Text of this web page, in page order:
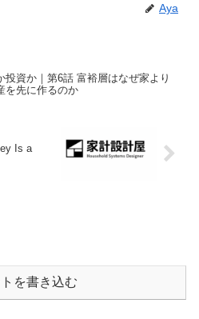
Aya
投資か｜第6話 富裕層はなぜ家より
を先に作るのか
Is a
を書き込む